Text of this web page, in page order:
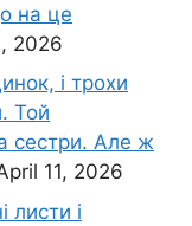
на це
2026
і трохи
Той
сестри. Але ж
11, 2026
і